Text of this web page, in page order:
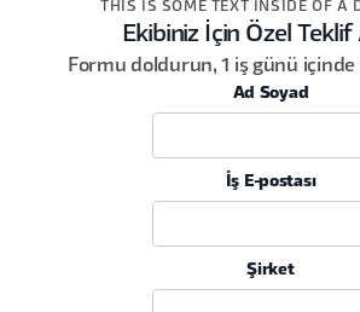
THIS IS SOME TEXT INSIDE OF A
Ekibiniz İçin Özel Teklif
Formu doldurun, 1 iş günü içinde
Ad Soyad
İş E-postası
Şirket